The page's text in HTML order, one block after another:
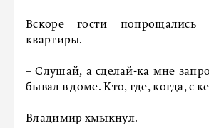
Вскоре гости
квартиры.
– Слушай, а сделай-ка мне
бывал в доме. Кто, где, когда, с
Владимир хмыкнул.